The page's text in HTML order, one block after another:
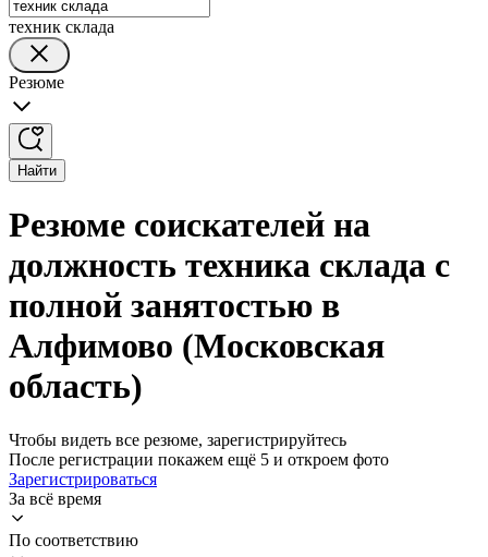
техник склада
Резюме
Найти
Резюме соискателей на
должность техника склада с
полной занятостью в
Алфимово (Московская
область)
Чтобы видеть все резюме, зарегистрируйтесь
После регистрации покажем ещё 5 и откроем фото
Зарегистрироваться
За всё время
По соответствию